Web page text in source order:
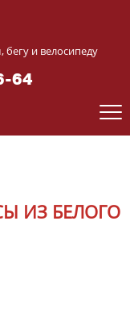
и велосипеду
64
ИЗ БЕЛОГО